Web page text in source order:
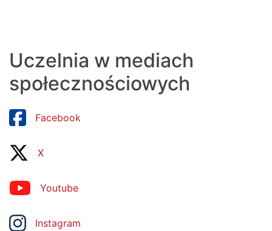
Uczelnia w mediach
społecznościowych
Facebook
X
Youtube
Instagram